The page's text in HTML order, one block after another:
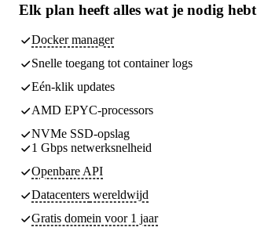
Elk plan heeft alles wat je nodig hebt
Docker manager
Snelle toegang tot container logs
Eén-klik updates
AMD EPYC-processors
NVMe SSD-opslag
1 Gbps netwerksnelheid
Openbare API
Datacenters wereldwijd
Gratis domein voor 1 jaar